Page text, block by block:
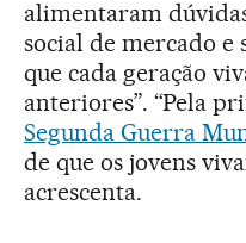
alimentaram
social de mercado e
que cada geração
anteriores”. “Pela
Segunda Guerra
de que os jovens
acrescenta.